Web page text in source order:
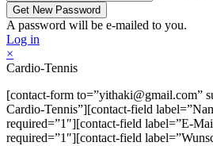
A password will be e-mailed to you.
Log in
×
Cardio-Tennis
[contact-form to=”yithaki@gmail.com”
Cardio-Tennis”][contact-field
required=”1″][contact-field label=”E-
required=”1″][contact-field